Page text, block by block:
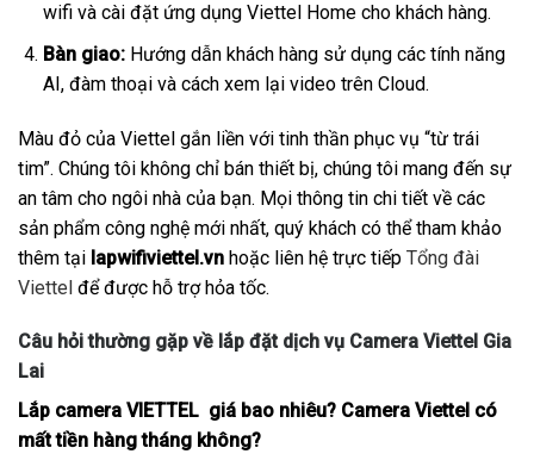
wifi và cài đặt ứng dụng Viettel Home cho khách hàng.
Bàn giao:Hướng dẫn khách hàng sử dụng các tính năng
AI, đàm thoại và cách xem lại video trên Cloud.
Màu đỏ của Viettel gắn liền với tinh thần phục vụ “từ trái
tim”. Chúng tôi không chỉ bán thiết bị, chúng tôi mang đến sự
an tâm cho ngôi nhà của bạn. Mọi thông tin chi tiết về các
sản phẩm công nghệ mới nhất, quý khách có thể tham khảo
thêm tại lapwifiviettel.vn hoặc liên hệ trực tiếp Tổng đài
Viettel để được hỗ trợ hỏa tốc.
Câu hỏi thường gặp về lắp đặt dịch vụ Camera Viettel Gia
Lai
Lắp camera VIETTEL giá bao nhiêu? Camera Viettel có
mất tiền hàng tháng không?